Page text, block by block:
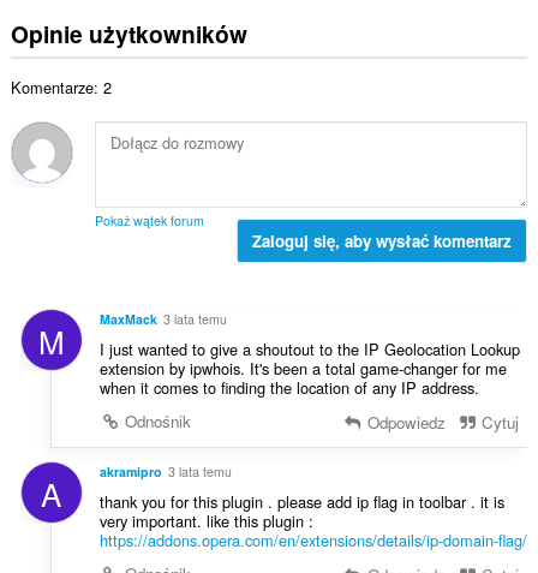
c
e
z
b
c
:
t
a
c
z
o
:
k
i
t
i
a
c
e
:
Opinie użytkowników
Komentarze: 2
Pokaż wątek forum
Zaloguj się, aby wysłać komentarz
M MaxMack 3 lata temu
I just wanted to give a shoutout to the IP Geolocation Lookup
extension by ipwhois. It's been a total game-changer for me
when it comes to finding the location of any IP address.
Odnośnik
Odpowiedz Cytuj
A akramipro 3 lata temu
thank you for this plugin . please add ip flag in toolbar . it is
very important. like this plugin :
https://addons.opera.com/en/extensions/details/ip-domain-flag/